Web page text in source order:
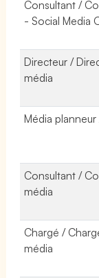
Consultant /
- Social Media
Directeur /
média
Média
Consultant /
média
Chargé /
média